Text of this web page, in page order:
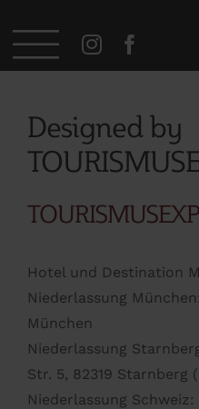
Inhalt
springen
Designed by
Hotel und Destination
Niederlassung
München
Niederlassung
Str. 5, 82319 Starnberg
Niederlassung Schweiz: